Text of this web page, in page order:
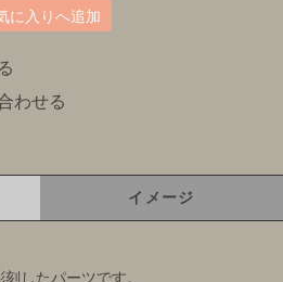
に入りへ追加
わせる
イメージ
したパーツです。